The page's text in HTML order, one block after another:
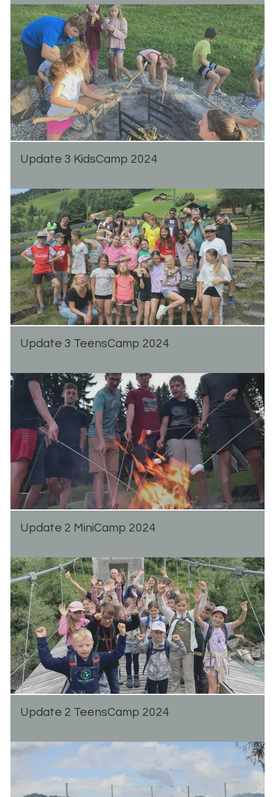
Up­date 3 Kid­s­Camp 2024
Up­date 3 Teen­s­Camp 2024
Up­date 2 Mi­ni­Camp 2024
Up­date 2 Teen­s­Camp 2024